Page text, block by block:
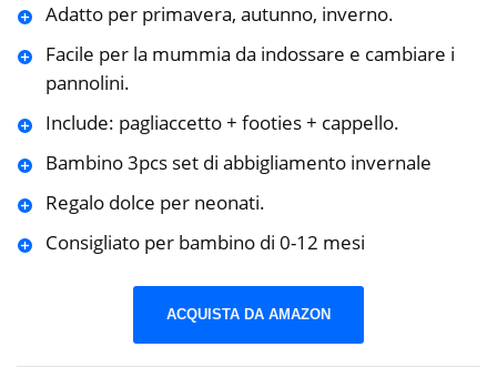
Adatto per primavera, autunno, inverno.
Facile per la mummia da indossare e cambiare i
pannolini.
Include: pagliaccetto + footies + cappello.
Bambino 3pcs set di abbigliamento invernale
Regalo dolce per neonati.
Consigliato per bambino di 0-12 mesi
ACQUISTA DA AMAZON